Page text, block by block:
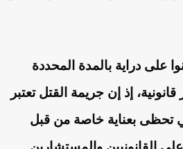
على دراية بالمدة المحددة
قانونية، إذ إن جريمة القتل تعتبر
تحظى بعناية خاصة من قبل